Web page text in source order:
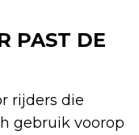
PAST DE
rijders die
gebruik voorop